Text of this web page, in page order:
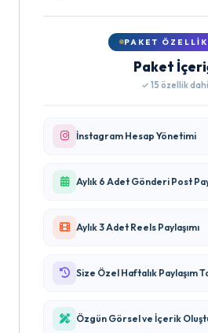
PAKET
Paket
✓ 15 özellik
İnstagram Hesap Yönetimi
Aylık 6 Adet Gönderi Post
Aylık 3 Adet Reels Paylaşımı
Size Özel Haftalık Paylaşım
Özgün Görsel ve İçerik